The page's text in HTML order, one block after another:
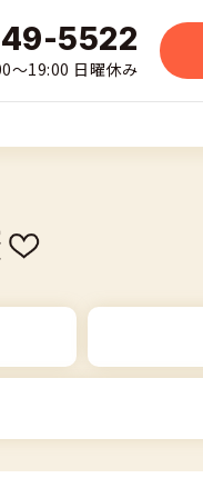
5522
〜19:00 日曜休み